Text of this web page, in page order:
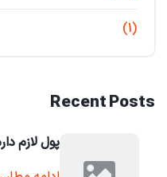
(1)
Recent Posts
پول لازم